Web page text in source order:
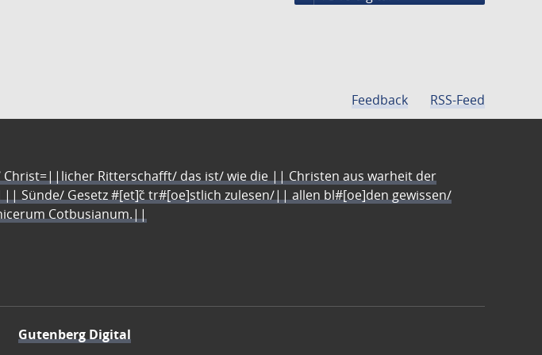
Feedback RSS-Feed
Ritterschafft/ das ist/ wie die || Christen aus warheit der
Sünde/ Gesetz #[et]c̃ tr#[oe]stlich zulesen/|| allen bl#[oe]den gewissen/
Cotbusianum.||
Gutenberg Digital